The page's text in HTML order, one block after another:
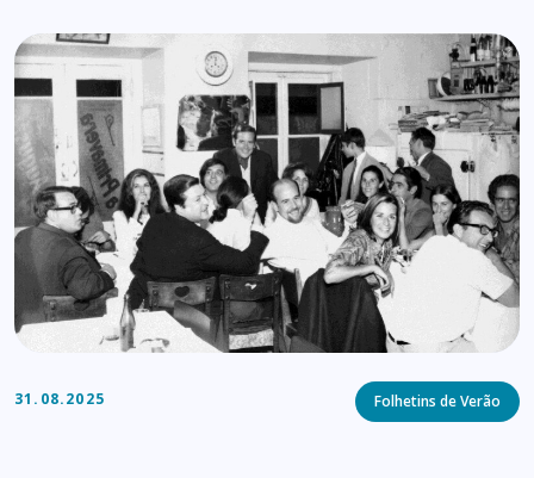
Lista de artigos
31.08.2025 Categories
Folhetins de Verão